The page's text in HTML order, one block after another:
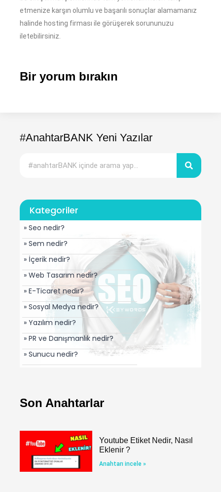
etmenize karşın olumlu ve başarılı sonuçlar alamamanız
halinde hosting firması ile görüşerek sorununuzu
iletebilirsiniz.
Bir yorum bırakın
#AnahtarBANK Yeni Yazılar
Kategoriler
» Seo nedir?
» Sem nedir?
» İçerik nedir?
» Web Tasarım nedir?
» E-Ticaret nedir?
» Sosyal Medya nedir?
» Yazılım nedir?
» PR ve Danışmanlık nedir?
» Sunucu nedir?
Son Anahtarlar
Youtube Etiket Nedir, Nasıl
Eklenir ?
Anahtarı incele »